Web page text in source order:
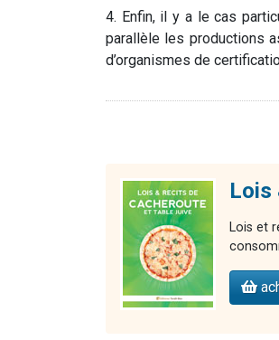
4. Enfin, il y a le cas
parallèle les productions
d’organismes de
Lois
Lois et